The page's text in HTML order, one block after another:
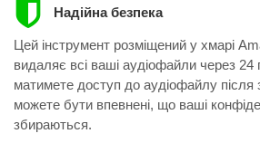
Надійна безпека
Цей інструмент розміщений у хмарі
видаляє всі ваші аудіофайли через 24
матимете доступ до аудіофайлу
можете бути впевнені, що ваші
збираються.